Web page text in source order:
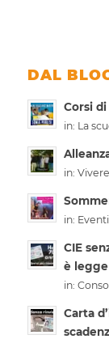
DAL
Corsi
in: La
in:
in:
CIE
è legge
in:
Carta